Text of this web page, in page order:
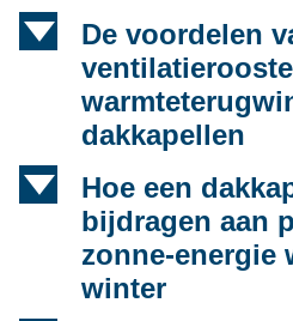
d
De voordelen
dakkapellen
d
Hoe een
bijdragen aan
zonne-energie
winter